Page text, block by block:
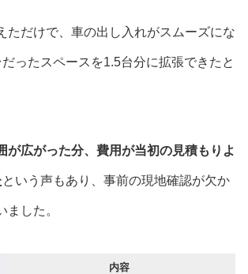
ただけで、車の出し入れがスムーズにな
ったスペースを1.5台分に拡張できたと
が広がった分、費用が当初の見積もりよ
という声もあり、事前の現地確認が欠か
ました。
内容